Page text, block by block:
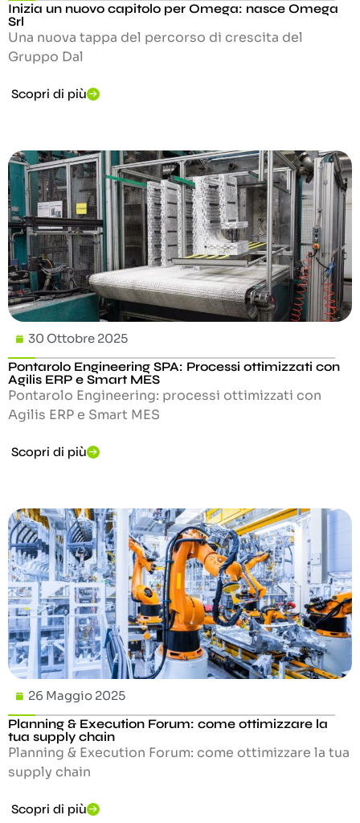
Inizia un nuovo capitolo per Omega: nasce Omega
Srl
Una nuova tappa del percorso di crescita del
Gruppo Dal
Scopri di più
30 Ottobre 2025
Pontarolo Engineering SPA: Processi ottimizzati con
Agilis ERP e Smart MES
Pontarolo Engineering: processi ottimizzati con
Agilis ERP e Smart MES
Scopri di più
26 Maggio 2025
Planning & Execution Forum: come ottimizzare la
tua supply chain
Planning & Execution Forum: come ottimizzare la tua
supply chain
Scopri di più